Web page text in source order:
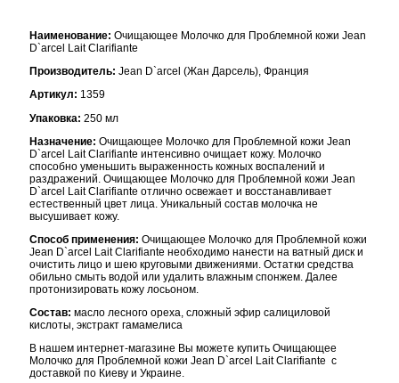
Наименование: Очищающее Молочко для Проблемной кожи Jean
D`arcel Lait Clarifiante
Производитель: Jean D`arcel (Жан Дарсель), Франция
Артикул: 1359
Упаковка: 250 мл
Назначение: Очищающее Молочко для Проблемной кожи Jean
D`arcel Lait Clarifiante интенсивно очищает кожу. Молочко
способно уменьшить выраженность кожных воспалений и
раздражений. Очищающее Молочко для Проблемной кожи Jean
D`arcel Lait Clarifiante отлично освежает и восстанавливает
естественный цвет лица. Уникальный состав молочка не
высушивает кожу.
Способ применения: Очищающее Молочко для Проблемной кожи
Jean D`arcel Lait Clarifiante необходимо нанести на ватный диск и
очистить лицо и шею круговыми движениями. Остатки средства
обильно смыть водой или удалить влажным спонжем. Далее
протонизировать кожу лосьоном.
Состав: масло лесного ореха, сложный эфир салициловой
кислоты, экстракт гамамелиса
В нашем интернет-магазине Вы можете купить Очищающее
Молочко для Проблемной кожи Jean D`arcel Lait Clarifiante с
доставкой по Киеву и Украине.